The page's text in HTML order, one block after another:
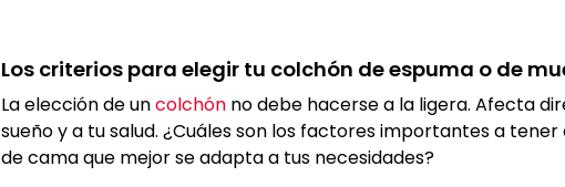
Los criterios para elegir tu colchón de espuma o de
La elección de uncolchón no debe hacerse a la ligera. Afecta
sueño y a tu salud. ¿Cuáles son los factores importantes a
de cama que mejor se adapta a tus necesidades?